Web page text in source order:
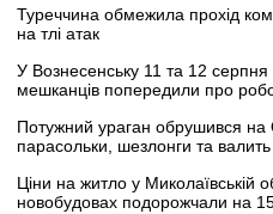
Туреччина обмежила прохід
на тлі атак
У Вознесенську 11 та 12
мешканців попередили про
Потужний ураган обрушився на
парасольки, шезлонги та
Ціни на житло у Миколаївській
новобудовах подорожчали на